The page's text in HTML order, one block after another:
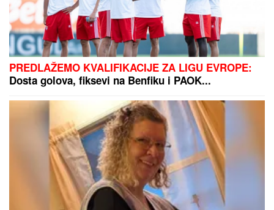
PREDLAŽEMO KVALIFIKACIJE ZA LIGU EVROPE:
Dosta golova, fiksevi na Benfiku i PAOK...